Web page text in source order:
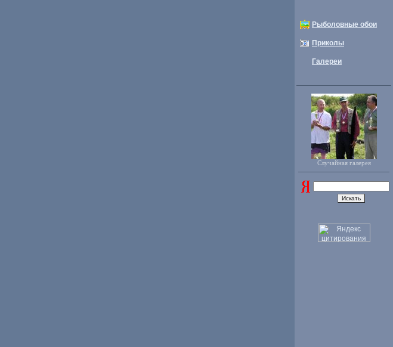
Рыболовные обои
Приколы
Галереи
Случайная галерея